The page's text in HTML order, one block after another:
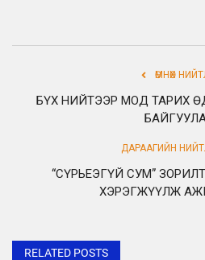
ӨМНӨХ
БҮХ НИЙТЭЭР МОД ТАРИХ
ДАРААГИЙН
“СҮРЬЕЭГҮЙ СУМ”
ХЭРЭГЖҮҮЛЖ
RELATED POSTS